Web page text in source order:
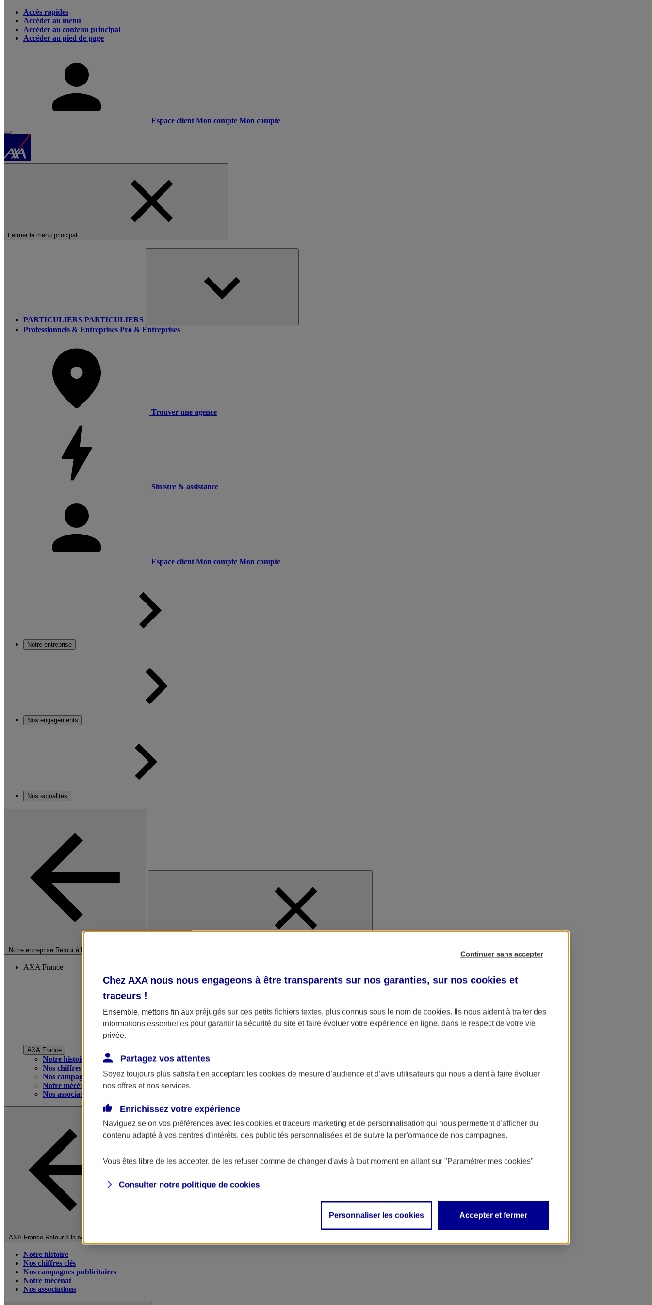
Accès rapides
Accéder au menu
Accéder au contenu principal
Accéder au pied de page
Espace client Mon compte Mon compte
Fermer le menu principal
PARTICULIERS PARTICULIERS
Professionnels & Entreprises Pro & Entreprises
Trouver une agence
Sinistre & assistance
Espace client Mon compte Mon compte
Notre entreprise
Nos engagements
Nos actualités
Notre entreprise Retour à la section précédente
AXA France
AXA France
Notre histoire
Nos chiffres clés
Nos campagnes publicitaires
Notre mécénat
Nos associations
AXA France Retour à la section précédente
Notre histoire
Nos chiffres clés
Nos campagnes publicitaires
Notre mécénat
Nos associations
Continuer sans accepter
Chez AXA nous nous engageons à être transparents sur nos garanties, sur nos cookies et
traceurs !
Ensemble, mettons fin aux préjugés sur ces petits fichiers textes, plus connus sous le nom de cookies. Ils nous aident à traiter des
informations essentielles pour garantir la sécurité du site et faire évoluer votre expérience en ligne, dans le respect de votre vie
privée.
Partagez vos attentes
Soyez toujours plus satisfait en acceptant les cookies de mesure d’audience et d’avis utilisateurs qui nous aident à faire évoluer
nos offres et nos services.
Enrichissez votre expérience
Naviguez selon vos préférences avec les cookies et traceurs marketing et de personnalisation qui nous permettent d'afficher du
contenu adapté à vos centres d'intérêts, des publicités personnalisées et de suivre la performance de nos campagnes.
Vous êtes libre de les accepter, de les refuser comme de changer d'avis à tout moment en allant sur "Paramétrer mes cookies"
Consulter notre politique de cookies
Personnaliser les cookies Accepter et fermer